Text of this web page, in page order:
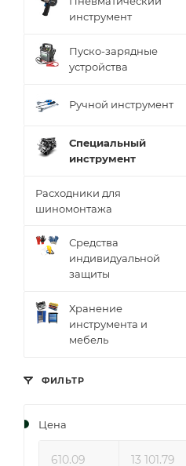
инструмент
Пуско-зарядные
устройства
Ручной инструмент
Специальный
инструмент
Расходники для
шиномонтажа
Средства
индивидуальной
защиты
Хранение
инструмента и
мебель
ФИЛЬТР
Цена